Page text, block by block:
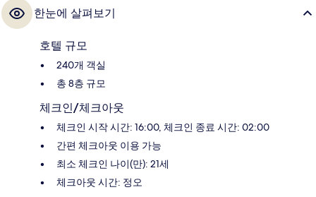
한눈에 살펴보기
호텔 규모
240개 객실
총 8층 규모
체크인/체크아웃
체크인 시작 시간: 16:00, 체크인 종료 시간: 02:00
간편 체크아웃 이용 가능
최소 체크인 나이(만): 21세
체크아웃 시간: 정오